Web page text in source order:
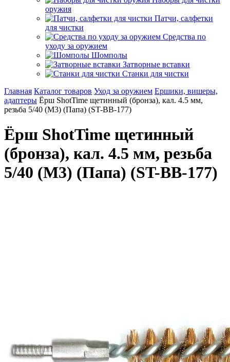
оружия
Патчи, салфетки
для чистки
Средства по
уходу за оружием
Шомполы
Затворные вставки
Станки для чистки
Главная Каталог товаров Уход за оружием Ершики, вишеры,
адаптеры Ёрш ShotTime щетинный (бронза), кал. 4.5 мм,
резьба 5/40 (M3) (Папа) (ST-BB-177)
Ёрш ShotTime щетинный
(бронза), кал. 4.5 мм, резьба
5/40 (M3) (Папа) (ST-BB-177)